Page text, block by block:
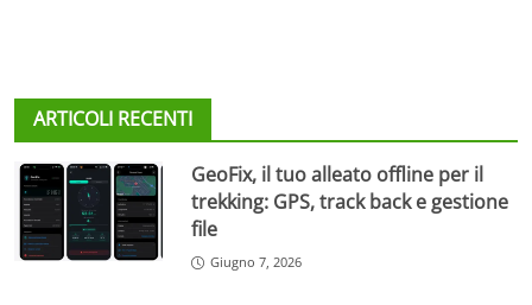
ARTICOLI RECENTI
GeoFix, il tuo alleato offline per il
trekking: GPS, track back e gestione
file
Giugno 7, 2026